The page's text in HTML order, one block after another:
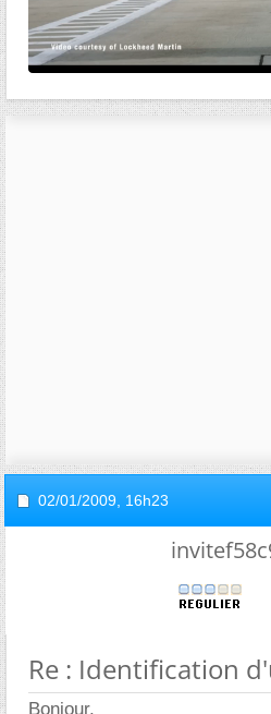
02/01/2009, 16h23
Re : Identification
Bonjour,